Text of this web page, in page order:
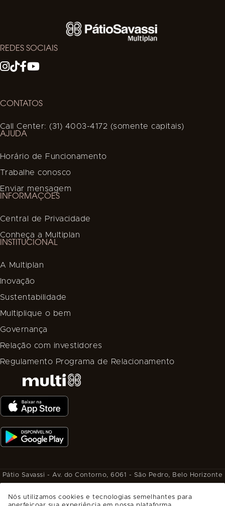
REDES SOCIAIS
CONTATOS
Call Center: (31) 4003-4172 (somente capitais)
AJUDA
Horário de Funcionamento
Trabalhe conosco
Enviar mensagem
INFORMAÇÕES
Central de Privacidade
Conheça a Multiplan
INSTITUCIONAL
A Multiplan
Inovação
Sustentabilidade
Multiplique o bem
Governança
Relação com investidores
Regulamento Programa de Relacionamento
Pátio Savassi - Av. do Contorno, 6061 - São Pedro, Belo Horizonte
SAIBA COMO CHEGAR
Nós utilizamos cookies e tecnologias semelhantes para